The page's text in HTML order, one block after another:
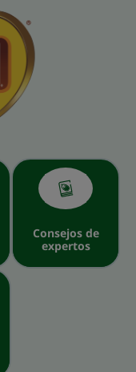
Consejos de
expertos